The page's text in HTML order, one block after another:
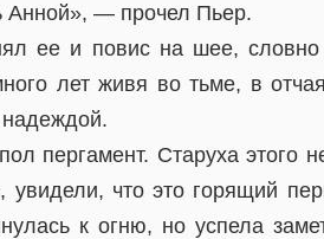
Анной», — прочел Пьер.
ее и повис на шее, словно
лет живя во тьме, в
пергамент. Старуха этого
увидели, что это горящий
к огню, но успела